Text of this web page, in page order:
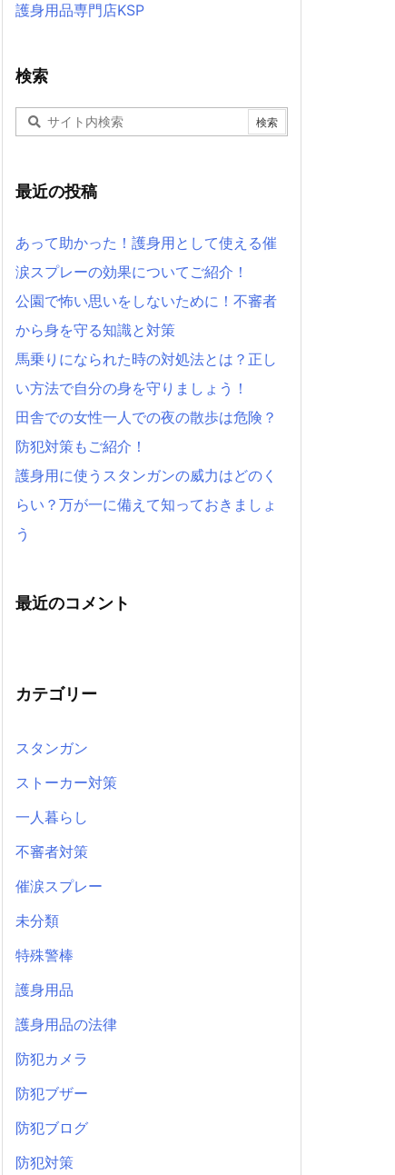
護身用品専門店KSP
検索
最近の投稿
あって助かった！護身用として使える催
涙スプレーの効果についてご紹介！
公園で怖い思いをしないために！不審者
から身を守る知識と対策
馬乗りになられた時の対処法とは？正し
い方法で自分の身を守りましょう！
田舎での女性一人での夜の散歩は危険？
防犯対策もご紹介！
護身用に使うスタンガンの威力はどのく
らい？万が一に備えて知っておきましょ
う
最近のコメント
カテゴリー
スタンガン
ストーカー対策
一人暮らし
不審者対策
催涙スプレー
未分類
特殊警棒
護身用品
護身用品の法律
防犯カメラ
防犯ブザー
防犯ブログ
防犯対策